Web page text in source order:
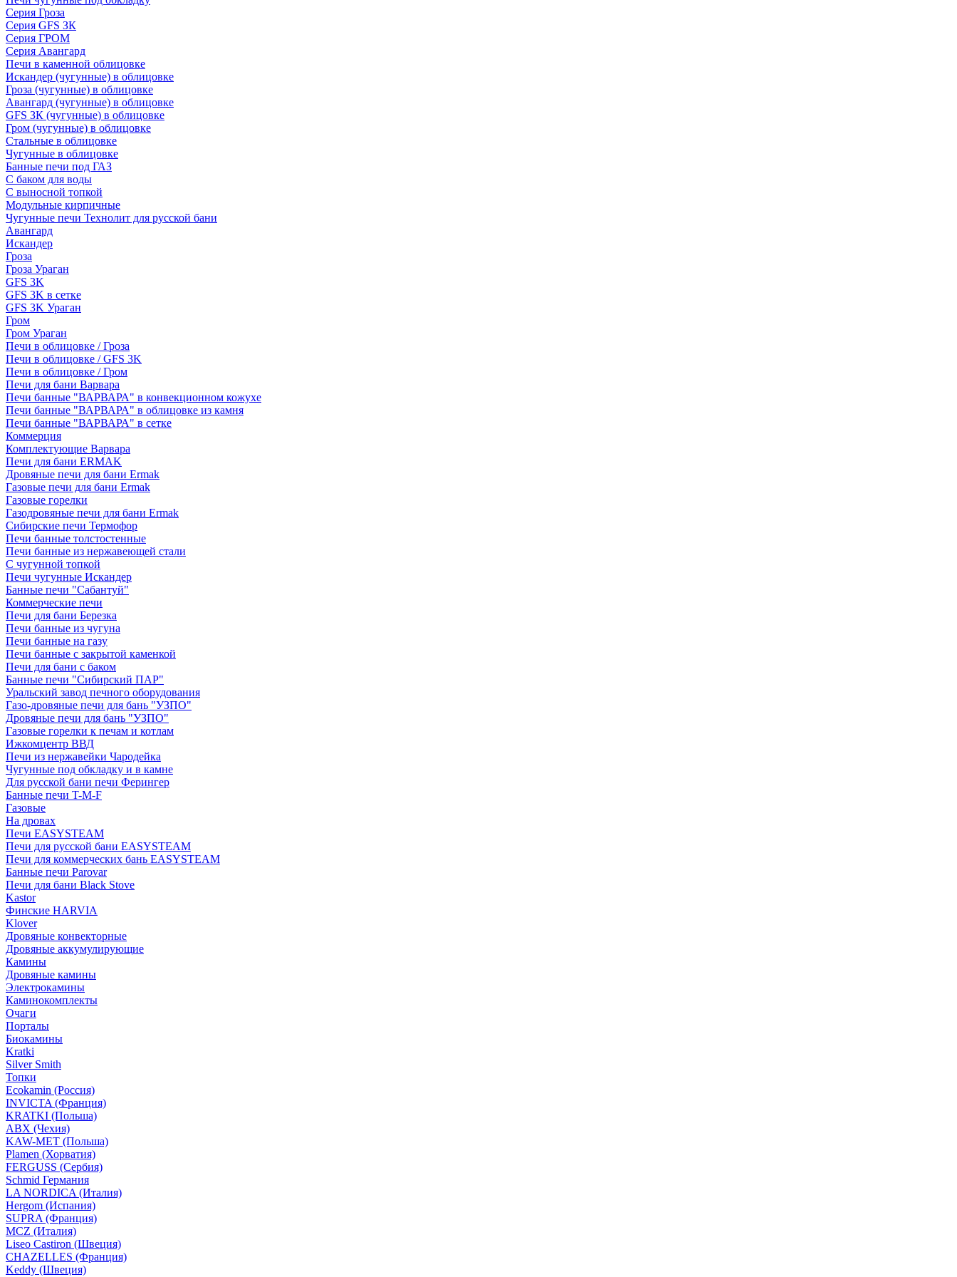
Серия Гроза
Серия GFS ЗК
Серия ГРОМ
Серия Авангард
Печи в каменной облицовке
Искандер (чугунные) в облицовке
Гроза (чугунные) в облицовке
Авангард (чугунные) в облицовке
GFS ЗК (чугунные) в облицовке
Гром (чугунные) в облицовке
Стальные в облицовке
Чугунные в облицовке
Банные печи под ГАЗ
С баком для воды
С выносной топкой
Модульные кирпичные
Чугунные печи Технолит для русской бани
Авангард
Искандер
Гроза
Гроза Ураган
GFS 3K
GFS 3K в сетке
GFS 3K Ураган
Гром
Гром Ураган
Печи в облицовке / Гроза
Печи в облицовке / GFS 3K
Печи в облицовке / Гром
Печи для бани Варвара
Печи банные "ВАРВАРА" в конвекционном кожухе
Печи банные "ВАРВАРА" в облицовке из камня
Печи банные "ВАРВАРА" в сетке
Коммерция
Комплектующие Варвара
Печи для бани ERMAK
Дровяные печи для бани Ermak
Газовые печи для бани Ermak
Газовые горелки
Газодровяные печи для бани Ermak
Сибирские печи Термофор
Печи банные толстостенные
Печи банные из нержавеющей стали
С чугунной топкой
Печи чугунные Искандер
Банные печи "Сабантуй"
Коммерческие печи
Печи для бани Березка
Печи банные из чугуна
Печи банные на газу
Печи банные с закрытой каменкой
Печи для бани с баком
Банные печи "Сибирский ПАР"
Уральский завод печного оборудования
Газо-дровяные печи для бань "УЗПО"
Дровяные печи для бань "УЗПО"
Газовые горелки к печам и котлам
Ижкомцентр ВВД
Печи из нержавейки Чародейка
Чугунные под обкладку и в камне
Для русской бани печи Ферингер
Банные печи T-M-F
Газовые
На дровах
Печи EASYSTEAM
Печи для русской бани EASYSTEAM
Печи для коммерческих бань EASYSTEAM
Банные печи Parovar
Печи для бани Black Stove
Kastor
Финские HARVIA
Klover
Дровяные конвекторные
Дровяные аккумулирующие
Камины
Дровяные камины
Электрокамины
Каминокомплекты
Очаги
Порталы
Биокамины
Kratki
Silver Smith
Топки
Ecokamin (Россия)
INVICTA (Франция)
KRATKI (Польша)
ABX (Чехия)
KAW-MET (Польша)
Plamen (Хорватия)
FERGUSS (Сербия)
Schmid Германия
LA NORDICA (Италия)
Hergom (Испания)
SUPRA (Франция)
MCZ (Италия)
Liseo Castiron (Швеция)
CHAZELLES (Франция)
Keddy (Швеция)